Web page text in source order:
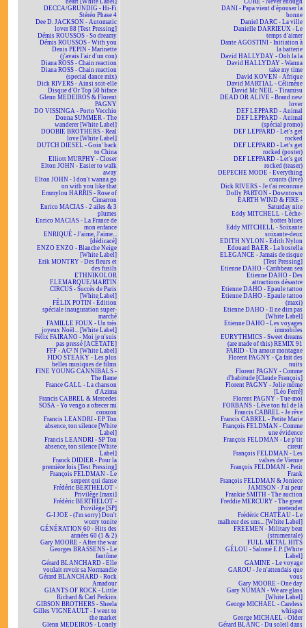
heart [White Label]
DECCA/GRUNDIG - Hi-Fi
Stéréo Phase 4
Dee D. JACKSON - Automatic
lover 88 [Test Pressing]
Démis ROUSSOS - So dreamy
Démis ROUSSOS - With you
Denis PEPIN - Marinette
(j'avais l'air d'un con)
Diana ROSS - Chain reaction
Diana ROSS - Chain reaction
(special dance mix)
Dick RIVERS - Ainsi soit-elle
Disque d'Or Top 50 biface
Glenn MEDEIROS & Florent
PAGNY
DO VISSINGA - Porto Vecchio
Donna SUMMER - The
wanderer [White Label]
DOOBIE BROTHERS - Real
love [White Label]
DUTCH DIESEL - Goin' back
to China
Elliott MURPHY - Closer
Elton JOHN - Easier to walk
away
Elton JOHN - I don't wanna go
on with you like that
Emmylou HARRIS - Rose of
Cimarron
Enrico MACIAS - 2 ailes & 3
plumes
Enrico MACIAS - La France de
mon enfance
ENRIQUÉ - J'aime, J'aime...
[dédicacé]
ENZO ENZO - Blanche Neige
[White Label]
Erik MONTRY - Des fleurs et
des fusils
ETHNIKOLOR
F.LEMARQUE/MARTIN
CIRCUS - Succès de Paris
[White Label]
FÉLIX POTIN - Édition
spéciale inauguration super-
marché
FAMILLE FOUX - Un très
joyeux Noël... [White Label]
Félix FAIRANO - Moi je n'suis
pas pressé [ACÉTATE]
FFF - AC² N [White Label]
FIDO STEAKY - Les plus
belles musiques de films
FINE YOUNG CANNIBALS -
The flame
France GALL - La chanson
d'Azima
Francis CABREL & Mercedes
SOSA - Yo vengo a ofrecer mi
corazon
Francis LEANDRI - EP Ton
absence, ton silence [White
Label]
Francis LEANDRI - SP Ton
absence, ton silence [White
Label]
Franck DIDIER - Pour la
première fois [Test Pressing]
François FELDMAN - Le
serpent qui danse
Frédéric BERTHELOT -
Privilège [maxi]
Frédéric BERTHELOT -
Privilège [SP]
G-I JOE - (I'm sorry) Don't
worry tonite
GÉNÉRATION 60 - Hits des
années 60 (1 & 2)
Gary MOORE - After the war
Georges BRASSENS - Le
fantôme
Gérard BLANCHARD - Elle
voulait revoir sa Normandie
Gérard BLANCHARD - Rock
Amadour
GIANTS OF ROCK - Little
Richard & Carl Perkins
GIBSON BROTHERS - Sheela
Gilles VIGNEAULT - I went to
the market
Glenn MEDEIROS - Lonely
CURE - Never enough
DANI - Papa vient d'épouser la
bonne
Daniel DARC - La ville
Danielle DARRIEUX - Le
temps d'aimer
Dante AGOSTINI - Initiation à
la batterie
David HALLYDAY - Ooh la la
David HALLYDAY - Wanna
take my time
David KOVEN - Afrique
David MARTIAL - Célimène
David Mc NEIL - Tiramisu
DEAD OR ALIVE - Brand new
lover
DEF LEPPARD - Animal
DEF LEPPARD - Animal
(spécial promo)
DEF LEPPARD - Let's get
rocked
DEF LEPPARD - Let's get
rocked (poster)
DEF LEPPARD - Let's get
rocked (teaser)
DEPECHE MODE - Everything
counts (live)
Dick RIVERS - Je t'ai reconnue
Dolly PARTON - Downtown
EARTH WIND & FIRE -
Saturday nite
Eddy MITCHELL - Lèche-
bottes blues
Eddy MITCHELL - Soixante
soixante-deux
EDITH NYLON - Edith Nylon
Edouard BAER - La bostella
ELEGANCE - Jamais de risque
[Test Pressing]
Etienne DAHO - Caribbean sea
Etienne DAHO - Des
attractions désastre
Etienne DAHO - Epaule tattoo
Etienne DAHO - Epaule tattoo
(maxi)
Etienne DAHO - Il ne dira pas
[White Label]
Etienne DAHO - Les voyages
immobiles
EURYTHMICS - Sweet dreams
(are made of this) REMIX 91
FARID - Un amour montagne
Florent PAGNY - Ça fait des
nuits
Florent PAGNY - Comme
d'habitude [Claude François]
Florent PAGNY - Jolie môme
[Léo Ferré]
Florent PAGNY - Tue-moi
FORBANS - Lève ton ful de là
Francis CABREL - Je rêve
Francis CABREL - Petite Marie
François FELDMAN - Comme
une évidence
François FELDMAN - Le p'tit
cireur
François FELDMAN - Les
valses de Vienne
François FELDMAN - Petit
Frank
François FELDMAN & Joniece
JAMISON - J'ai peur
Frankie SMITH - The auction
Freddie MERCURY - The great
pretender
Frédéric CHATEAU - Le
malheur des uns... [White Label]
FREEMEN - Military beat
(strumentale)
FULL METAL HITS
GÉLOU - Salomé E.P. [White
Label]
GAMINE - Le voyage
GAROU - Je n'attendais que
vous
Gary MOORE - One day
Gary NUMAN - We are glass
[White Label]
George MICHAEL - Careless
whisper
George MICHAEL - Older
Gérard BLANC - Du soleil dans